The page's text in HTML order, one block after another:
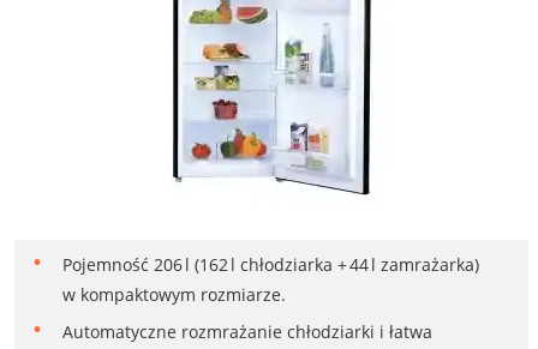
Pojemność 206 l (162 l chłodziarka + 44 l zamrażarka)
w kompaktowym rozmiarze.
Automatyczne rozmrażanie chłodziarki i łatwa